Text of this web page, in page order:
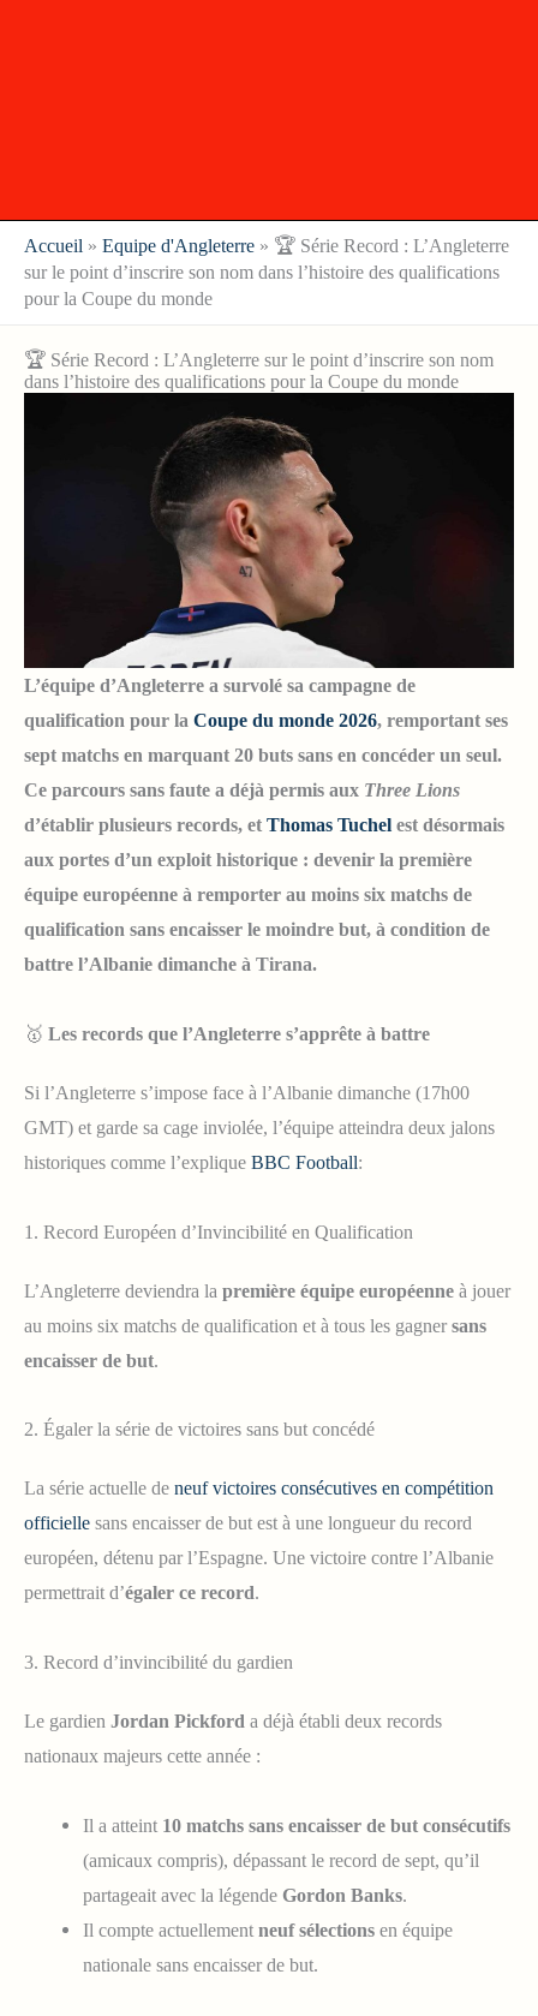
Accueil » Equipe d'Angleterre » 🏆 Série Record : L’Angleterre
sur le point d’inscrire son nom dans l’histoire des qualifications
pour la Coupe du monde
🏆 Série Record : L’Angleterre sur le point d’inscrire son nom
dans l’histoire des qualifications pour la Coupe du monde
L’équipe d’Angleterre a survolé sa campagne de
qualification pour la Coupe du monde 2026, remportant ses
sept matchs en marquant 20 buts sans en concéder un seul.
Ce parcours sans faute a déjà permis aux Three Lions
d’établir plusieurs records, et Thomas Tuchel est désormais
aux portes d’un exploit historique : devenir la première
équipe européenne à remporter au moins six matchs de
qualification sans encaisser le moindre but, à condition de
battre l’Albanie dimanche à Tirana.
🥇 Les records que l’Angleterre s’apprête à battre
Si l’Angleterre s’impose face à l’Albanie dimanche (17h00
GMT) et garde sa cage inviolée, l’équipe atteindra deux jalons
historiques comme l’explique BBC Football:
1. Record Européen d’Invincibilité en Qualification
L’Angleterre deviendra la première équipe européenne à jouer
au moins six matchs de qualification et à tous les gagner sans
encaisser de but.
2. Égaler la série de victoires sans but concédé
La série actuelle de neuf victoires consécutives en compétition
officielle sans encaisser de but est à une longueur du record
européen, détenu par l’Espagne. Une victoire contre l’Albanie
permettrait d’égaler ce record.
3. Record d’invincibilité du gardien
Le gardien Jordan Pickford a déjà établi deux records
nationaux majeurs cette année :
Il a atteint 10 matchs sans encaisser de but consécutifs
(amicaux compris), dépassant le record de sept, qu’il
partageait avec la légendeGordon Banks.
Il compte actuellementneuf sélections en équipe
nationale sans encaisser de but.